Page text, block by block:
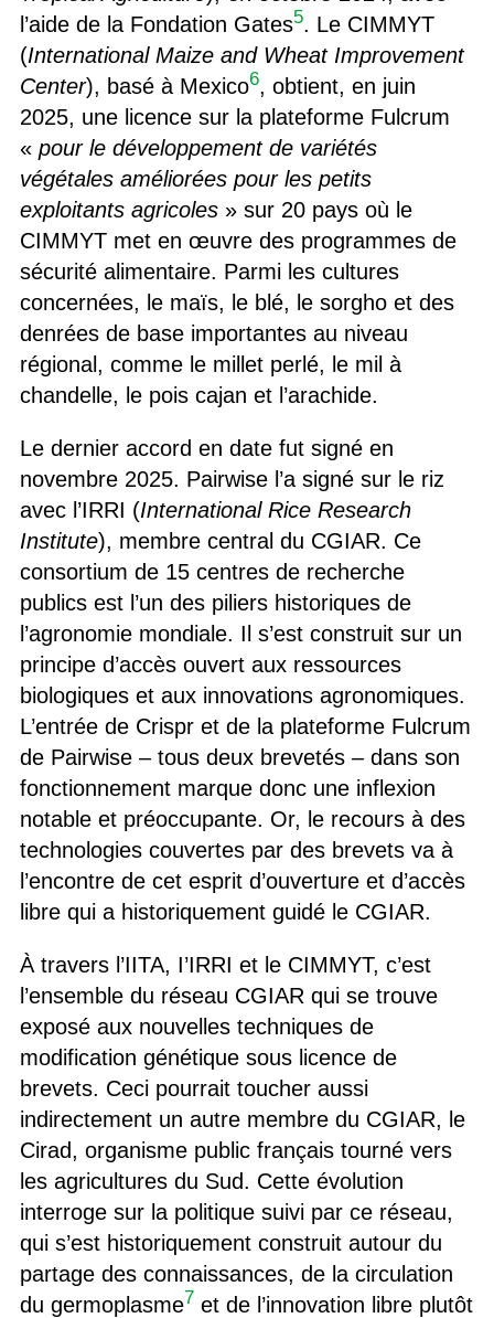
l’aide de la Fondation Gates5. Le CIMMYT
(International Maize and Wheat Improvement
Center), basé à Mexico6, obtient, en juin
2025, une licence sur la plateforme Fulcrum
« pour le développement de variétés
végétales améliorées pour les petits
exploitants agricoles» sur 20 pays où le
CIMMYT met en œuvre des programmes de
sécurité alimentaire. Parmi les cultures
concernées, le maïs, le blé, le sorgho et des
denrées de base importantes au niveau
régional, comme le millet perlé, le mil à
chandelle, le pois cajan et l’arachide.
Le dernier accord en date fut signé en
novembre 2025. Pairwise l’a signé sur le riz
avec l’IRRI (International Rice Research
Institute), membre central du CGIAR. Ce
consortium de 15 centres de recherche
publics est l’un des piliers historiques de
l’agronomie mondiale. Il s’est construit sur un
principe d’accès ouvert aux ressources
biologiques et aux innovations agronomiques.
L’entrée de Crispr et de la plateforme Fulcrum
de Pairwise – tous deux brevetés – dans son
fonctionnement marque donc une inflexion
notable et préoccupante. Or, le recours à des
technologies couvertes par des brevets va à
l’encontre de cet esprit d’ouverture et d’accès
libre qui a historiquement guidé le CGIAR.
À travers l’IITA, I’IRRI et le CIMMYT, c’est
l’ensemble du réseau CGIAR qui se trouve
exposé aux nouvelles techniques de
modification génétique sous licence de
brevets. Ceci pourrait toucher aussi
indirectement un autre membre du CGIAR, le
Cirad, organisme public français tourné vers
les agricultures du Sud. Cette évolution
interroge sur la politique suivi par ce réseau,
qui s’est historiquement construit autour du
partage des connaissances, de la circulation
du germoplasme7 et de l’innovation libre plutôt